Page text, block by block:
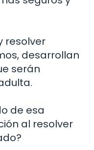
resolver
desarrollan
serán
de esa
al resolver